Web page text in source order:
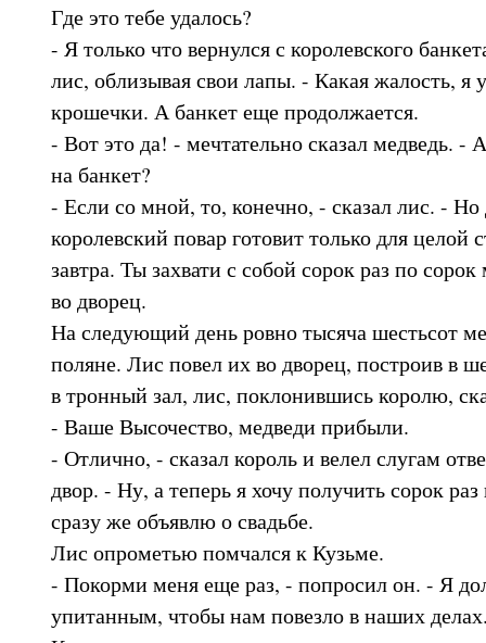
Где это тебе удалось?
- Я только что вернулся с королевского
лис, облизывая свои лапы. - Какая жалость, я
крошечки. А банкет еще продолжается.
- Вот это да! - мечтательно сказал медведь. -
на банкет?
- Если со мной, то, конечно, - сказал лис. - Но
королевский повар готовит только для целой
завтра. Ты захвати с собой сорок раз по сорок
во дворец.
На следующий день ровно тысяча шестьсот
поляне. Лис повел их во дворец, построив в
в тронный зал, лис, поклонившись королю,
- Ваше Высочество, медведи прибыли.
- Отлично, - сказал король и велел слугам
двор. - Ну, а теперь я хочу получить сорок
сразу же объявлю о свадьбе.
Лис опрометью помчался к Кузьме.
- Покорми меня еще раз, - попросил он. - Я
упитанным, чтобы нам повезло в наших